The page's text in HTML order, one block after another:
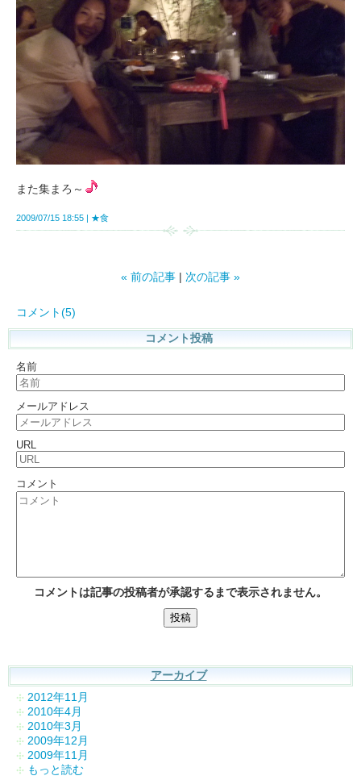
また集まろ～
2009/07/15 18:55 ★食
« 前の記事 次の記事 »
コメント(5)
コメント投稿
名前
メールアドレス
URL
コメント
コメントは記事の投稿者が承認するまで表示されません。
アーカイブ
2012年11月
2010年4月
2010年3月
2009年12月
2009年11月
もっと読む